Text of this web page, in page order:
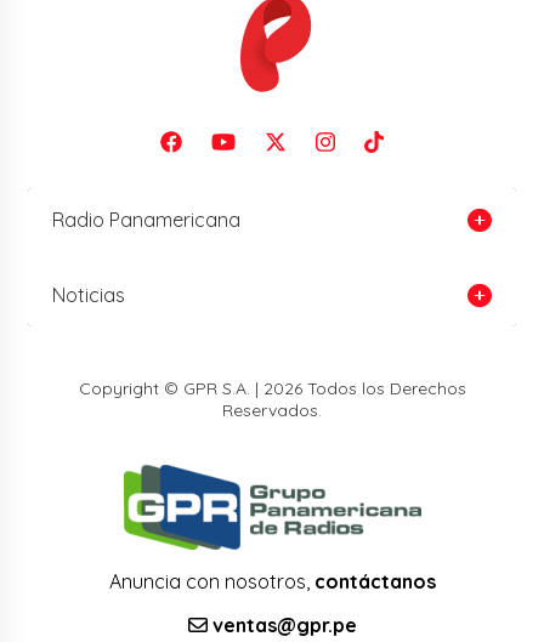
Radio Panamericana
Noticias
Copyright © GPR S.A. | 2026 Todos los Derechos
Reservados.
Anuncia con nosotros, contáctanos
ventas@gpr.pe